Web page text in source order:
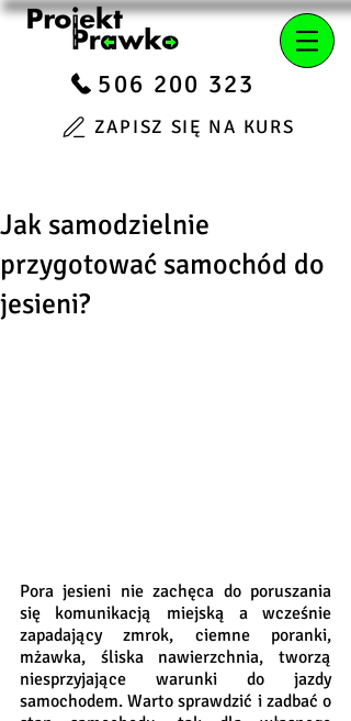
506 200 323
ZAPISZ SIĘ NA KURS
Jak samodzielnie
przygotować samochód do
jesieni?
Pora jesieni nie zachęca do poruszania
się komunikacją miejską a wcześnie
zapadający zmrok, ciemne poranki,
mżawka, śliska nawierzchnia, tworzą
niesprzyjające warunki do jazdy
samochodem. Warto sprawdzić i zadbać o